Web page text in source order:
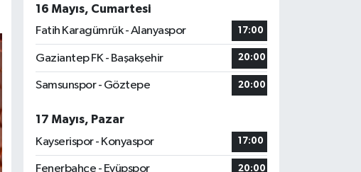
16 Mayıs, Cumartesi
Fatih Karagümrük - Alanyaspor
17:00
Gaziantep FK - Başakşehir 20:00
Samsunspor - Göztepe 20:00
17 Mayıs, Pazar
Kayserispor - Konyaspor
17:00
Fenerbahçe - Eyüpspor 20:00